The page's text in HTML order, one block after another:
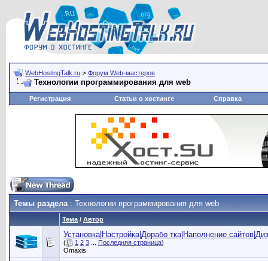
WebHostingTalk.ru > Форум Web-мастеров
Технологии программирования для web
Регистрация Статьи о хостинге Справка
Темы раздела: Технологии программирования для web
Тема / Автор
Установка|Настройка|Дорабо тка|Наполнение
( 1 2 3 Последняя страница)
Omaxis